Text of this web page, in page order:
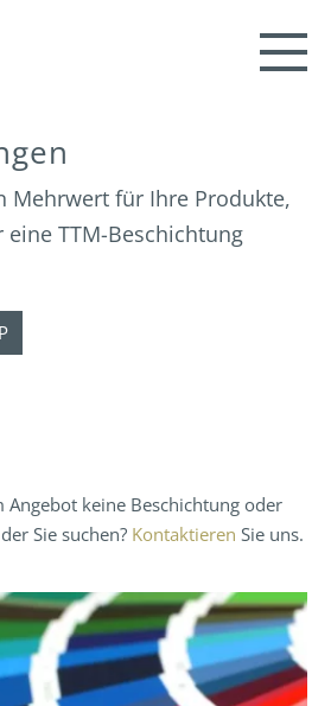
Mehrwert für Ihre Produkte,
TTM-Beschichtung
Angebot keine Beschichtung oder
Sie suchen? Kontaktieren Sie uns.